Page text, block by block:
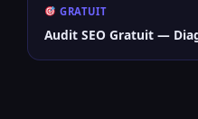
GRATUIT
Audit SEO Gratuit —